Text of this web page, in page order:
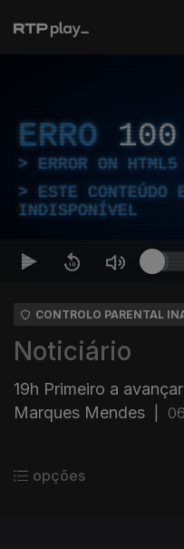
ERRO 100
ERROR ON
ESTE CONTEÚDO
INDISPONÍVEL
CONTROLO PARENTAL
Noticiário
19h Primeiro a
Marques Mendes
opções